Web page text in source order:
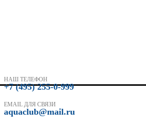
НАШ ТЕЛЕФОН
+7 (495) 255-0-999
EMAIL ДЛЯ СВЯЗИ
aquaclub@mail.ru